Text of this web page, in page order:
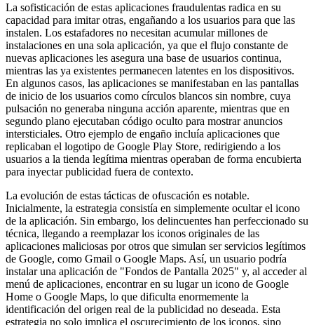
La sofisticación de estas aplicaciones fraudulentas radica en su
capacidad para imitar otras, engañando a los usuarios para que las
instalen. Los estafadores no necesitan acumular millones de
instalaciones en una sola aplicación, ya que el flujo constante de
nuevas aplicaciones les asegura una base de usuarios continua,
mientras las ya existentes permanecen latentes en los dispositivos.
En algunos casos, las aplicaciones se manifestaban en las pantallas
de inicio de los usuarios como círculos blancos sin nombre, cuya
pulsación no generaba ninguna acción aparente, mientras que en
segundo plano ejecutaban código oculto para mostrar anuncios
intersticiales. Otro ejemplo de engaño incluía aplicaciones que
replicaban el logotipo de Google Play Store, redirigiendo a los
usuarios a la tienda legítima mientras operaban de forma encubierta
para inyectar publicidad fuera de contexto.
La evolución de estas tácticas de ofuscación es notable.
Inicialmente, la estrategia consistía en simplemente ocultar el icono
de la aplicación. Sin embargo, los delincuentes han perfeccionado su
técnica, llegando a reemplazar los iconos originales de las
aplicaciones maliciosas por otros que simulan ser servicios legítimos
de Google, como Gmail o Google Maps. Así, un usuario podría
instalar una aplicación de "Fondos de Pantalla 2025" y, al acceder al
menú de aplicaciones, encontrar en su lugar un icono de Google
Home o Google Maps, lo que dificulta enormemente la
identificación del origen real de la publicidad no deseada. Esta
estrategia no solo implica el oscurecimiento de los iconos, sino